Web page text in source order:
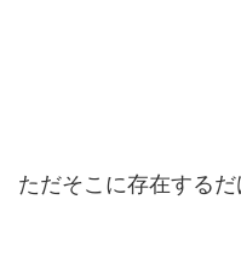
ただそこに存在するだ